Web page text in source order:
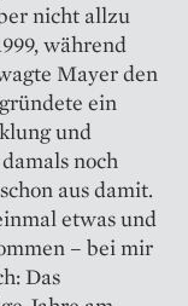
nicht allzu
während
Mayer den
ein
und
noch
aus damit.
etwas und
– bei mir
Das